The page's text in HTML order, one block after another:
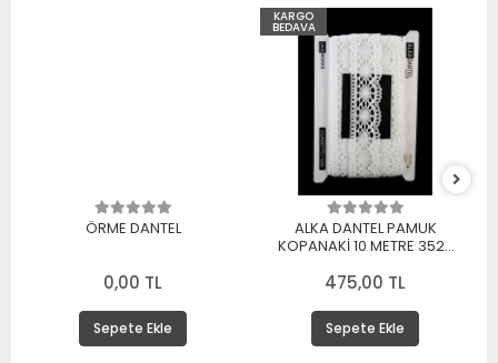
ÖRME DANTEL
0,00 TL
Sepete Ekle
KARGO
BEDAVA
ALKA DANTEL PAMUK
KOPANAKİ 10 METRE 3520
475,00 TL
Sepete Ekle